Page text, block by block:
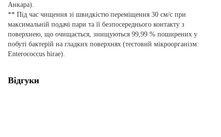
Анкара).
** Під час чищення зі швидкістю переміщення 30 см/с при
максимальній подачі пари та її безпосереднього контакту з
поверхнею, що очищається, знищуються 99,99 % поширених у
побуті бактерій на гладких поверхнях (тестовий мікроорганізм:
Enterococcus hirae).
Відгуки